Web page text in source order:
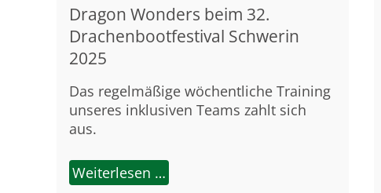
Dragon Wonders beim 32.
Drachenbootfestival Schwerin
2025
Das regelmäßige wöchentliche Training
unseres inklusiven Teams zahlt sich
aus.
Weiterlesen …